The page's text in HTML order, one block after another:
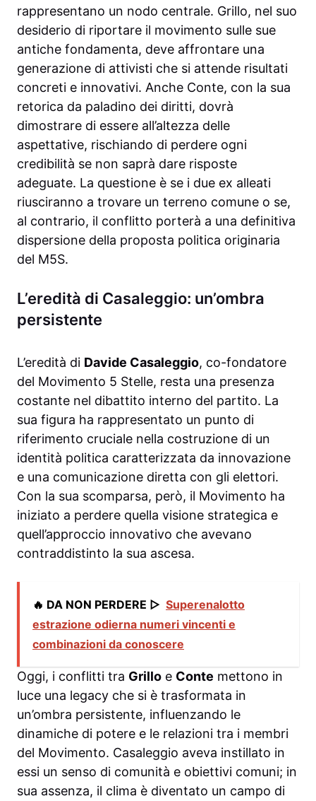
rappresentano un nodo centrale. Grillo, nel suo
desiderio di riportare il movimento sulle sue
antiche fondamenta, deve affrontare una
generazione di attivisti che si attende risultati
concreti e innovativi. Anche Conte, con la sua
retorica da paladino dei diritti, dovrà
dimostrare di essere all’altezza delle
aspettative, rischiando di perdere ogni
credibilità se non saprà dare risposte
adeguate. La questione è se i due ex alleati
riusciranno a trovare un terreno comune o se,
al contrario, il conflitto porterà a una definitiva
dispersione della proposta politica originaria
del M5S.
L’eredità di Casaleggio: un’ombra
persistente
L’eredità di Davide Casaleggio, co-fondatore
del Movimento 5 Stelle, resta una presenza
costante nel dibattito interno del partito. La
sua figura ha rappresentato un punto di
riferimento cruciale nella costruzione di un
identità politica caratterizzata da innovazione
e una comunicazione diretta con gli elettori.
Con la sua scomparsa, però, il Movimento ha
iniziato a perdere quella visione strategica e
quell’approccio innovativo che avevano
contraddistinto la sua ascesa.
🔥 DA NON PERDERE ▷ Superenalotto
estrazione odierna numeri vincenti e
combinazioni da conoscere
Oggi, i conflitti tra Grillo e Conte mettono in
luce una legacy che si è trasformata in
un’ombra persistente, influenzando le
dinamiche di potere e le relazioni tra i membri
del Movimento. Casaleggio aveva instillato in
essi un senso di comunità e obiettivi comuni; in
sua assenza, il clima è diventato un campo di